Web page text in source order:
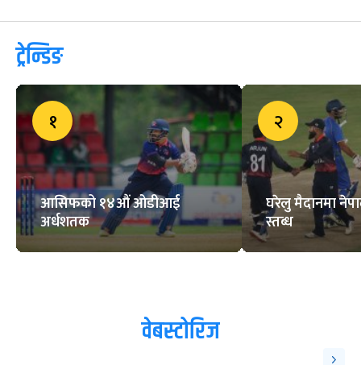
ट्रेन्डिङ
१
आसिफको १४औं ओडीआई
अर्धशतक
२
घरेलु मैदानमा
स्तब्ध
वेबस्टोरिज